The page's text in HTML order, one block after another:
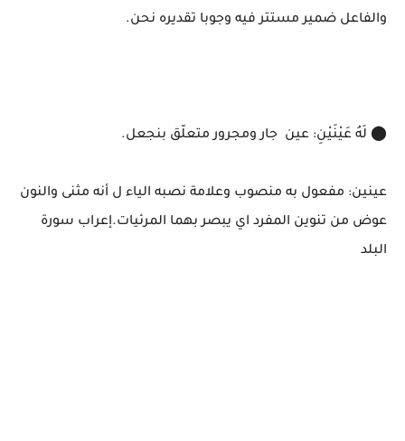
والفاعل ضمير مستتر فيه وجوبا تقديره نحن.
⬤ لَهُ عَيْنَيْنِ: عين جار ومجرور متعلّق بنجعل.
عينين: مفعول به منصوب وعلامة نصبه الياء ل أنه مثنى والنون
عوض من تنوين المفرد اي يبصر بهما المرئيات.إعراب سورة
البلد